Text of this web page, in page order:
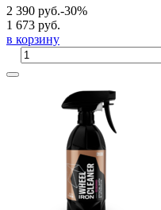
2 390 руб.-30%
1 673 руб.
в корзину